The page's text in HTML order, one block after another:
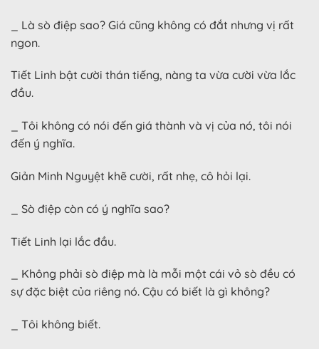
_ Là sò điệp sao? Giá cũng không có đắt nhưng vị rất
ngon.
Tiết Linh bật cười thán tiếng, nàng ta vừa cười vừa lắc
đầu.
_ Tôi không có nói đến giá thành và vị của nó, tôi nói
đến ý nghĩa.
Giản Minh Nguyệt khẽ cười, rất nhẹ, cô hỏi lại.
_ Sò điệp còn có ý nghĩa sao?
Tiết Linh lại lắc đầu.
_ Không phải sò điệp mà là mỗi một cái vỏ sò đều có
sự đặc biệt của riêng nó. Cậu có biết là gì không?
_ Tôi không biết.